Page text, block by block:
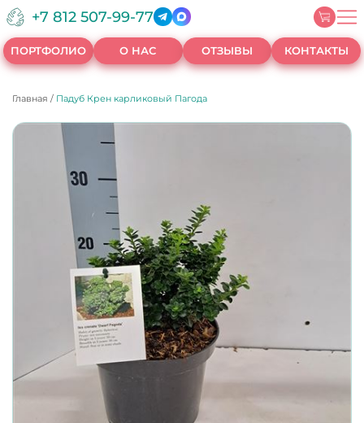
+7 812 507-99-77
ПОРТФОЛИО О НАС ОТЗЫВЫ КОНТАКТЫ
Главная / Падуб Крен карликовый Пагода